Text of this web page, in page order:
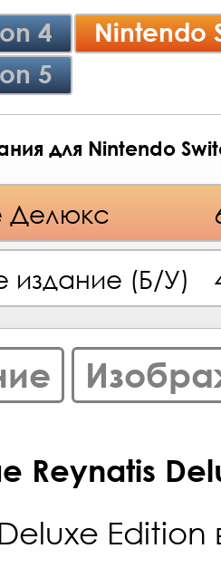
4
Nintendo
5
для Nintendo
Делюкс
издание (Б/У)
Reynatis
Edition